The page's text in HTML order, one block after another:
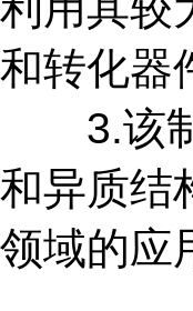
和转化器
3.该制
和异质结
领域的应